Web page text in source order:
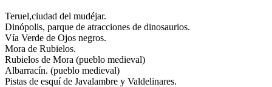
Teruel,ciudad del mudéjar.
Dinópolis, parque de atracciones de dinosaurios.
Vía Verde de Ojos negros.
Mora de Rubielos.
Rubielos de Mora (pueblo medieval)
Albarracín. (pueblo medieval)
Pistas de esquí de Javalambre y Valdelinares.